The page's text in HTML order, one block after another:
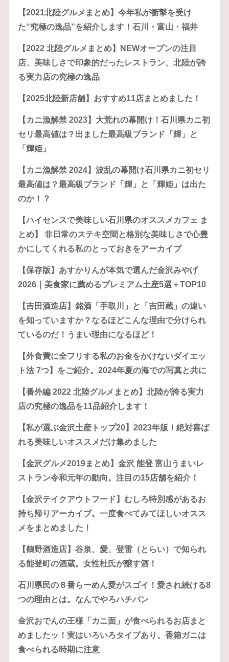
【2021北陸グルメまとめ】今年私が衝撃を受け
た“究極の逸品”を紹介します！石川・富山・福井
【2022 北陸グルメまとめ】NEWオープンの注目
店、美味しさで印象的だったレストラン、北陸が誇
る実力店の究極の逸品
【2025北陸新店舗】おすすめ11店まとめました！
【カニ漁解禁 2023】大荒れの幕開け！石川県カニ初
セリ最高値は？出ました最高級ブランド「輝」と
「輝姫」
【カニ漁解禁 2024】波乱の幕開け石川県カニ初セリ
最高値は？最高級ブランド「輝」と「輝姫」は出た
のか！？
【ハイセンスで美味しい石川県のオススメカフェ ま
とめ】 非日常のステキ空間と格別な美味しさで心豊
かにしてくれる私のとっておきをアーカイブ
【保存版】あすかりんが本気で選んだ金沢みやげ
2026｜美食家に薦めるプレミアム土産5選＋TOP10
【吉田酒造店】銘酒「手取川」と「吉田蔵」の違い
を知っていますか？なるほどこんな理由で分けられ
ているのだ！うまい理由になるほど！
【外食費に全フリする私のお金をかけないダイエッ
ト法 7つ】をご紹介。2024年夏の海での写真と共に
【番外編 2022 北陸グルメまとめ】北陸が誇る実力
店の究極の逸品を11品紹介します！
【私が選ぶ金沢土産トップ20】2023年版！絶対喜ば
れる美味しいオススメだけ集めました
【金沢グルメ2019まとめ】金沢 能登 富山うまいレ
ストラン令和元年の動向。注目の15店舗を紹介！
【金沢テイクアウトフード】むしろ特別感があるお
持ち帰りアーカイブ。一度食べてみてほしいオスス
メをまとめました！
【鶴野酒造店】谷泉、愛、登雷（とらい）で知られ
る能登町の酒蔵。女性杜氏が醸す酒！
石川県民の８番らーめん愛がスゴイ！愛され続ける8
つの理由とは。なんでやろハチバン
金沢おでんの王様「カニ面」が食べられるお店まと
めましたッ！実はいろいろタイプあり。香箱ガニは
食べられる時期に注意